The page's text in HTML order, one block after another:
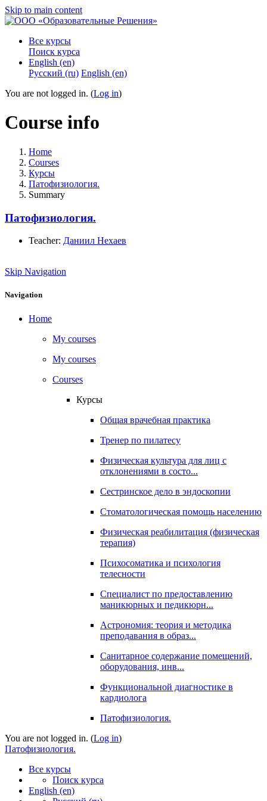
Skip to main content
Все курсы
Поиск курса
English ‎(en)‎
Русский ‎(ru)‎ English ‎(en)‎
You are not logged in. (Log in)
Course info
Home
Courses
Курсы
Патофизиология.
Summary
Патофизиология.
Teacher: Даниил Нехаев
Skip Navigation
Navigation
Home
My courses
My courses
Courses
Курсы
Общая врачебная практика
Тренер по пилатесу
Физическая культура для лиц с
отклонениями в состо...
Сестринское дело в эндоскопии
Стоматологическая помощь населению
Физическая реабилитация (физическая
терапия)
Психосоматика и психология
телесности
Специалист по предоставлению
маникюрных и педикюрн...
Астрономия: теория и методика
преподавания в образ...
Санитарное содержание помещений,
оборудования, инв...
Функциональной диагностике в
кардиолога
Патофизиология.
You are not logged in. (Log in)
Патофизиология.
Все курсы
Поиск курса
English ‎(en)‎